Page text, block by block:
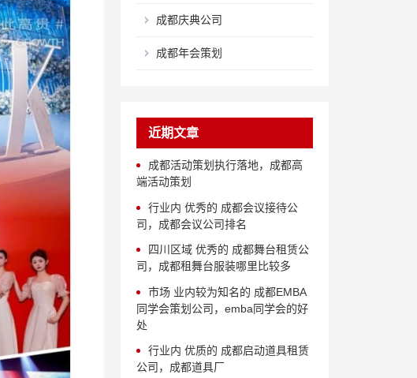
成都庆典公司
成都年会策划
近期文章
成都活动策划执行落地，成都高
端活动策划
行业内 优秀的 成都会议接待公
司，成都会议公司排名
四川区域 优秀的 成都舞台租赁公
司，成都租舞台服装哪里比较多
市场 业内较为知名的 成都EMBA
同学会策划公司，emba同学会的好
处
行业内 优质的 成都启动道具租赁
公司，成都道具厂